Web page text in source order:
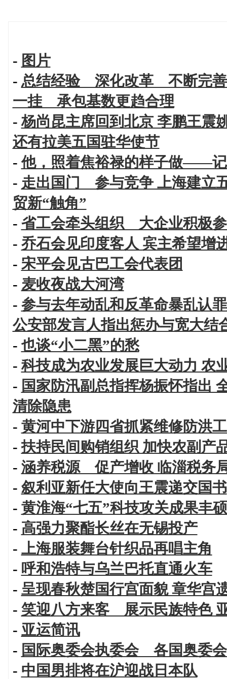
- 图片
- 总结经验 深化改革 不断完善
一挂 承包基数更趋合理
-杨尚昆主席回到北京 李鹏王震
还有拉美五国驻华使节
-他，照着焦裕禄的样子做——
- 走出国门 参与竞争 上海建立
贸新“触角”
- 省工会牵头组织 大企业积极
- 乔石会见印度客人 宾主希望增
- 宋平会见古巴工会代表团
- 麦收夜战大河湾
- 参与去年动乱和反革命暴乱认
公安部发言人指出惩办与宽大结
- 也谈“小二黑”的愁
- 科技成为农业发展巨大动力 农
- 国家防汛副总指挥杨振怀指出
清除隐患
- 黄河中下游四省抓紧维修防洪
-扶持民间购销组织 加快农副产
- 涵养税源 促产增收 临淄税务
- 叙利亚新任大使向王震递交国书
- 黄淮海“七五”科技攻关成果丰
- 高强力聚酯长丝在无锡投产
- 上海服装舞台针织品再唱主角
- 呼和浩特与乌兰巴托直通火车
- 呈现春秋楚国行宫面貌 章华宫
- 笑迎八方来客 展示民族特色
- 亚运简讯
- 国际奥委会执委会 各国奥委
- 中国男排将在沪迎战日本队